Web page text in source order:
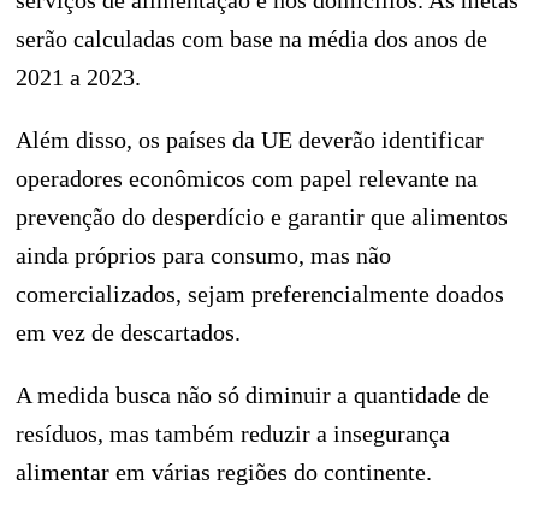
serão calculadas com base na média dos anos de
2021 a 2023.
Além disso, os países da UE deverão identificar
operadores econômicos com papel relevante na
prevenção do desperdício e garantir que alimentos
ainda próprios para consumo, mas não
comercializados, sejam preferencialmente doados
em vez de descartados.
A medida busca não só diminuir a quantidade de
resíduos, mas também reduzir a insegurança
alimentar em várias regiões do continente.